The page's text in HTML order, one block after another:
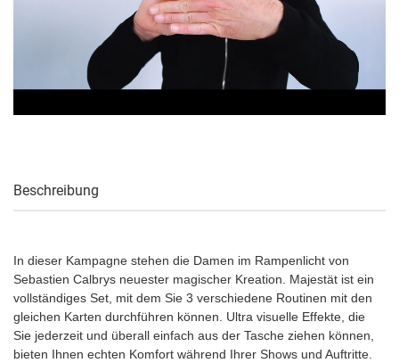
Beschreibung
In dieser Kampagne stehen die Damen im Rampenlicht von
Sebastien Calbrys neuester magischer Kreation. Majestät ist ein
vollständiges Set, mit dem Sie 3 verschiedene Routinen mit den
gleichen Karten durchführen können. Ultra visuelle Effekte, die
Sie jederzeit und überall einfach aus der Tasche ziehen können,
bieten Ihnen echten Komfort während Ihrer Shows und Auftritte.